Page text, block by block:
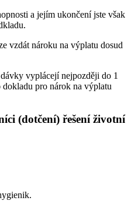
a jejím ukončení jste však
vzdát nároku na výplatu dosud
vyplácejí nejpozději do 1
dokladu pro nárok na výplatu
(dotčení) řešení životní